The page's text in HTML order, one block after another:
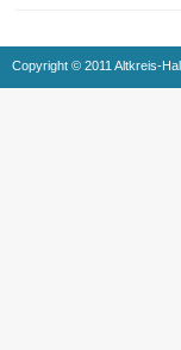
Copyright © 2011 Altkreis-